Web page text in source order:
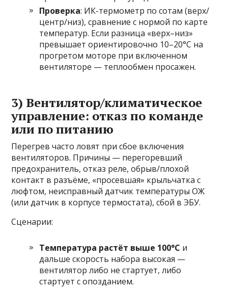
Проверка: ИК-термометр по сотам (верх/
центр/низ), сравнение с нормой по карте
температур. Если разница «верх–низ»
превышает ориентировочно 10–20°C на
прогретом моторе при включенном
вентиляторе — теплообмен просажен.
3) Вентилятор/климатическое
управление: отказ по команде
или по питанию
Перегрев часто ловят при сбое включения
вентиляторов. Причины — перегоревший
предохранитель, отказ реле, обрыв/плохой
контакт в разъёме, «просевшая» крыльчатка с
люфтом, неисправный датчик температуры ОЖ
(или датчик в корпусе термостата), сбой в ЭБУ.
Сценарии:
Температура растёт выше 100°C и
дальше скорость набора высокая —
вентилятор либо не стартует, либо
стартует с опозданием.